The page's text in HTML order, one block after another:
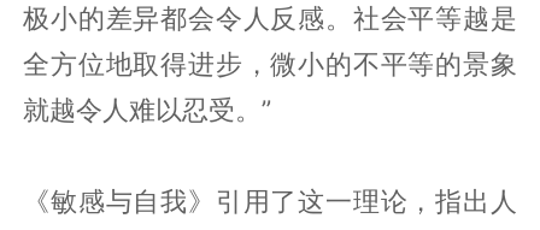
极小的差异都会令人反感。社会平等越是
全方位地取得进步，微小的不平等的景象
就越令人难以忍受。”
《敏感与自我》引用了这一理论，指出人